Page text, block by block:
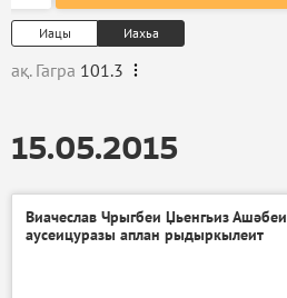
Иацы Иахьа
ақ. Гагра 101.3
15.05.2015
Виачеслав Чрыгбеи Џьенгьиз Ашәбеи
аусеицуразы аплан рыдыркылеит